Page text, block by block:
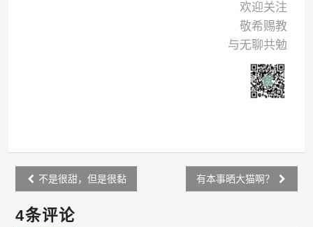
欢迎关注
敬希赐教
与无聊共勉
Post
navigation
不是很甜，但是很黏 有本事晒大猫啊？
4条评论